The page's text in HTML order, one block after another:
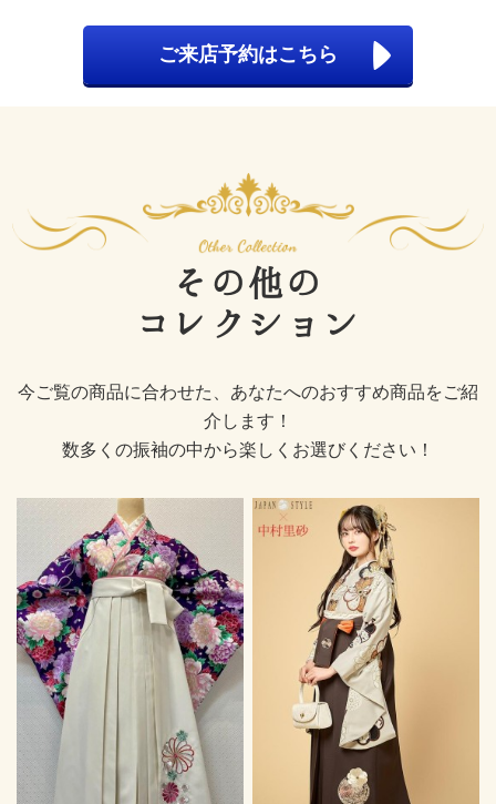
ご来店予約はこちら
その他の
コレクション
今ご覧の商品に合わせた、あなたへのおすすめ商品をご紹
介します！
数多くの振袖の中から楽しくお選びください！